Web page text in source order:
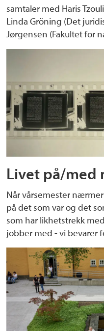
samtaler med Haris
Linda Gröning (Det
Jørgensen (Fakultet for
Livet på/med
Når vårsemester
på det som var og det
som har likhetstrekk
jobber med - vi bevarer